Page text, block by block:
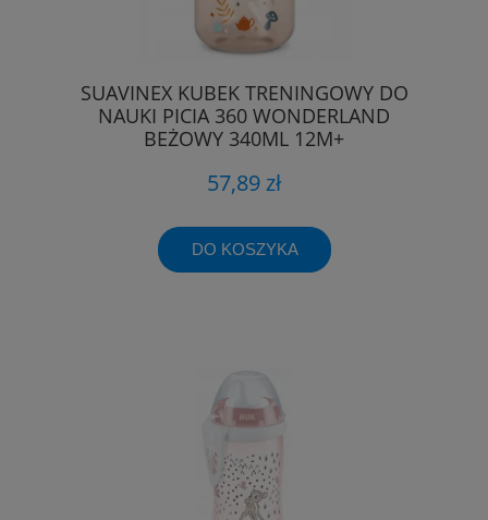
SUAVINEX KUBEK TRENINGOWY DO
NAUKI PICIA 360 WONDERLAND
BEŻOWY 340ML 12M+
57,89 zł
DO KOSZYKA